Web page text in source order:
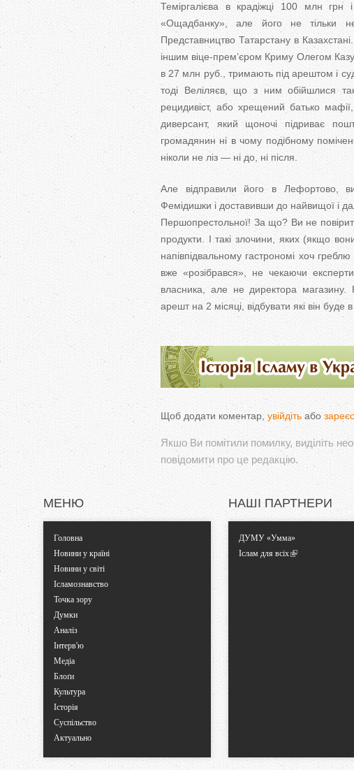
Теміргалієва в крадіжці 100 млн грн
«Ощадбанку», але його не тільки
Представництво Татарстану в
іншим віце-прем’єром Криму Олегом
в 27 млн ​​руб., тримають під арештом і
тоді Веліляєв, що з ним обійшлися
рецидивіст, або хрещений батько
диверсант, який щоночі підриває
громадянин ні в чому подібному
ніколи не ліз — ні до, ні після.
Але відправили його в Лефортово,
Фемідишки і доставивши до найвищої і
Першопрестольної! За що? Ви не
продукти. І такі злочини, яких (якщо
напівпідвальному гастрономі хоч
вже «розібрався», не чекаючи
власника, але не директора магазину.
арешт на 2 місяці, відбувати які він
Щоб додати коментар, увійдіть або
Якшо Ви помітили помилку, виділіть
повідомити про це редакцію.
МЕНЮ
Головна
Новини у країні
Новини у світі
Ісламознавство
Точка зору
Думки
Аналіз
Інтерв'ю
Медіа
Блоґи
Культура
Історія
Суспільство
Актуально
НАШІ ПАРТНЕРИ
ДУМУ «Умма»
Іслам для всіх